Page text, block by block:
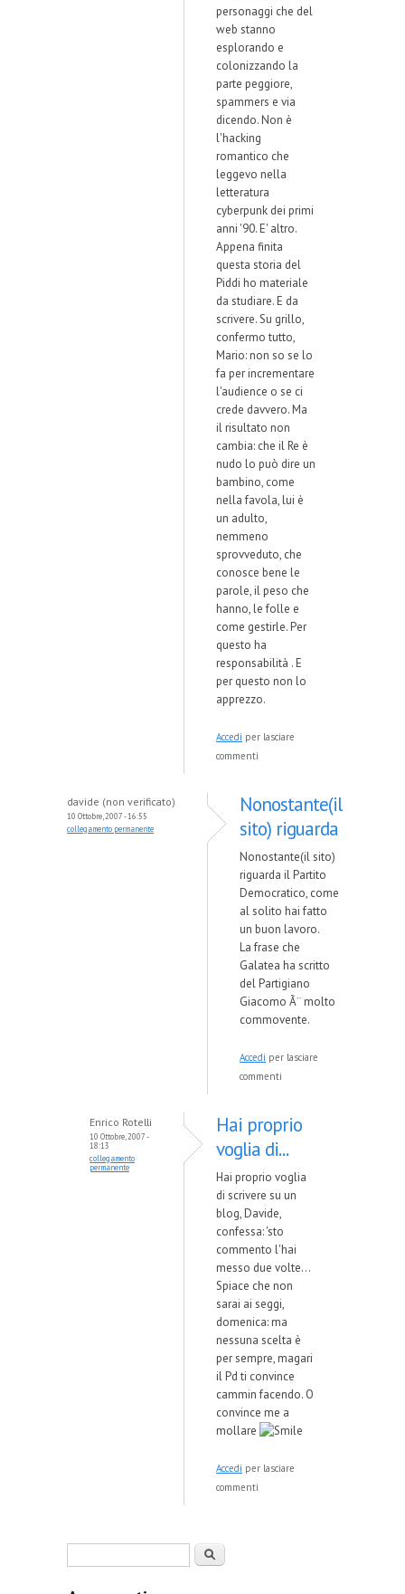
personaggi che del
web stanno
esplorando e
colonizzando la
parte peggiore,
spammers e via
dicendo. Non è
l'hacking
romantico che
leggevo nella
letteratura
cyberpunk dei primi
anni '90. E' altro.
Appena finita
questa storia del
Piddi ho materiale
da studiare. E da
scrivere. Su grillo,
confermo tutto,
Mario: non so se lo
fa per incrementare
l'audience o se ci
crede davvero. Ma
il risultato non
cambia: che il Re è
nudo lo può dire un
bambino, come
nella favola, lui è
un adulto,
nemmeno
sprovveduto, che
conosce bene le
parole, il peso che
hanno, le folle e
come gestirle. Per
questo ha
responsabilità . E
per questo non lo
apprezzo.
Accedi per lasciare
commenti
davide (non verificato)
10 Ottobre, 2007 - 16:55
collegamento permanente
Nonostante(il
sito) riguarda
Nonostante(il sito)
riguarda il Partito
Democratico, come
al solito hai fatto
un buon lavoro.
La frase che
Galatea ha scritto
del Partigiano
Giacomo Ã¨ molto
commovente.
Accedi per lasciare
commenti
Enrico Rotelli
10 Ottobre, 2007 -
18:13
collegamento
permanente
Hai proprio
voglia di...
Hai proprio voglia
di scrivere su un
blog, Davide,
confessa: 'sto
commento l'hai
messo due volte...
Spiace che non
sarai ai seggi,
domenica: ma
nessuna scelta è
per sempre, magari
il Pd ti convince
cammin facendo. O
convince me a
mollare
Accedi per lasciare
commenti
Cerca